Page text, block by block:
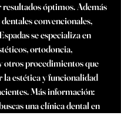
óptimos. Además
convencionales,
se especializa en
ortodoncia,
otros procedimientos que
la estética y funcionalidad
Más información:
una clínica dental en